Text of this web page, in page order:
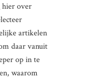
hier over
artikelen
daar vanuit
op in te
waarom